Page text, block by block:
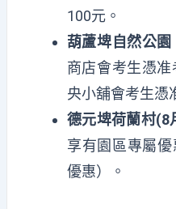
100元。
葫蘆埤自然公園
商店會考生憑
央小舖會考生憑
德元埤荷蘭村(8
享有園區專屬
優惠）。